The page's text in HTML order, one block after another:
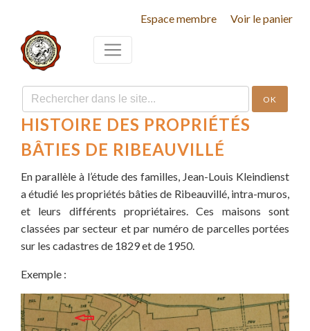
Espace membre Voir le panier
OK
HISTOIRE DES PROPRIÉTÉS
BÂTIES DE RIBEAUVILLÉ
En parallèle à l’étude des familles, Jean-Louis Kleindienst
a étudié les propriétés bâties de Ribeauvillé, intra-muros,
et leurs différents propriétaires. Ces maisons sont
classées par secteur et par numéro de parcelles portées
sur les cadastres de 1829 et de 1950.
Exemple :